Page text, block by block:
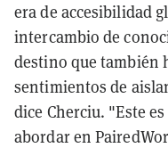
era de accesibilidad
intercambio de
destino que también
sentimientos de
dice Cherciu. "Este
abordar en